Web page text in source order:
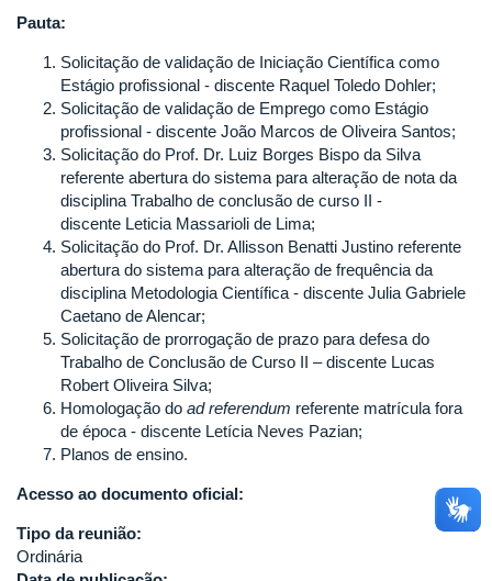
de
Graduação
em
Biotecnologia
Pauta:
Solicitação de validação de Iniciação Científica como
Estágio profissional - discente Raquel Toledo Dohler;
Solicitação de validação de Emprego como Estágio
profissional - discente João Marcos de Oliveira Santos;
Solicitação do Prof. Dr. Luiz Borges Bispo da Silva
referente abertura do sistema para alteração de nota da
disciplina Trabalho de conclusão de curso II -
discente Leticia Massarioli de Lima;
Solicitação do Prof. Dr. Allisson Benatti Justino referente
abertura do sistema para alteração de frequência da
disciplina Metodologia Científica - discente Julia Gabriele
Caetano de Alencar;
Solicitação de prorrogação de prazo para defesa do
Trabalho de Conclusão de Curso II – discente Lucas
Robert Oliveira Silva;
Homologação do ad referendum referente matrícula fora
de época - discente Letícia Neves Pazian;
Planos de ensino.
Acesso ao documento oficial:
Tipo da reunião:
Ordinária